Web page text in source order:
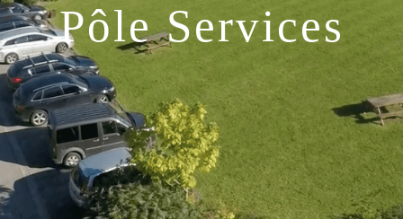
Pôle Services